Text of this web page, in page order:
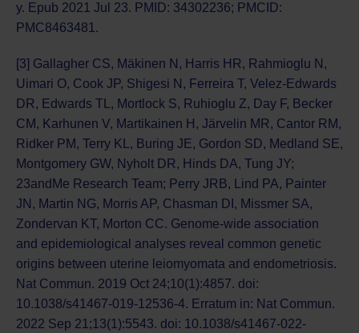
y. Epub 2021 Jul 23. PMID: 34302236; PMCID:
PMC8463481.
[3] Gallagher CS, Mäkinen N, Harris HR, Rahmioglu N,
Uimari O, Cook JP, Shigesi N, Ferreira T, Velez-Edwards
DR, Edwards TL, Mortlock S, Ruhioglu Z, Day F, Becker
CM, Karhunen V, Martikainen H, Järvelin MR, Cantor RM,
Ridker PM, Terry KL, Buring JE, Gordon SD, Medland SE,
Montgomery GW, Nyholt DR, Hinds DA, Tung JY;
23andMe Research Team; Perry JRB, Lind PA, Painter
JN, Martin NG, Morris AP, Chasman DI, Missmer SA,
Zondervan KT, Morton CC. Genome-wide association
and epidemiological analyses reveal common genetic
origins between uterine leiomyomata and endometriosis.
Nat Commun. 2019 Oct 24;10(1):4857. doi:
10.1038/s41467-019-12536-4. Erratum in: Nat Commun.
2022 Sep 21;13(1):5543. doi: 10.1038/s41467-022-